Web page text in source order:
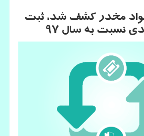
مواد مخدر كشف شد، ثبت